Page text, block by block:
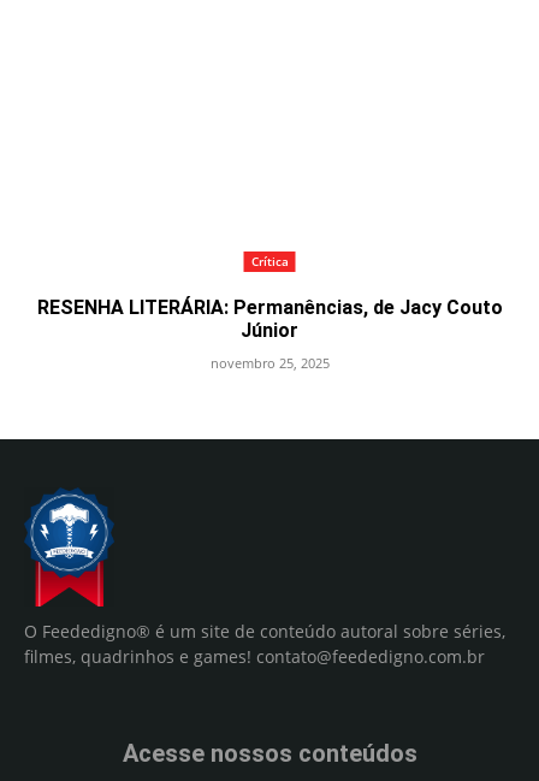
Crítica
RESENHA LITERÁRIA: Permanências, de Jacy Couto
Júnior
novembro 25, 2025
O Feededigno® é um site de conteúdo autoral sobre séries,
filmes, quadrinhos e games! contato@feededigno.com.br
Acesse nossos conteúdos